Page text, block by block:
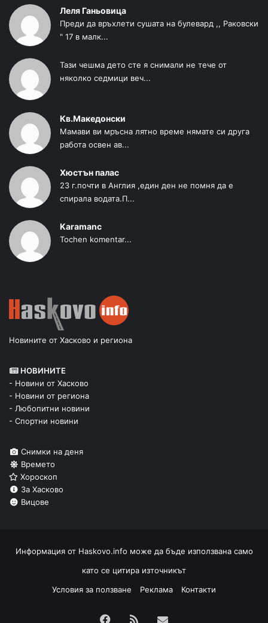
Леля Ганьовица
Преди да връхлети сушата на булевард ,, Раковски
" 17 в малк...
Тази чешма дето сте я снимали не тече от
няколко седмици веч...
Кв.Македонски
Мамави ви мръсна лятно време нямате си друга
работа освен ав...
Хюстън палас
23 г.почти в Англия ,един ден не помня да е
спирала водата.П...
Karamanc
Tochen komentar...
Новините от Хасково и региона
НОВИНИТЕ
- Новини от Хасково
- Новини от региона
- Любопитни новини
- Спортни новини
Снимки на деня
Времето
Хороскоп
За Хасково
Вицове
Информация от Haskovo.info може да бъде използвана само
като се цитира източникът
Условия за ползване
Реклама Контакти
Facebook
RSS